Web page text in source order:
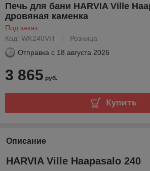
Печь для бани HARVIA Ville
дровяная каменка
Под заказ
Код: WK240VH
Розница
Отправка с 18 августа 2026
3 865 руб.
Купить
Описание
HARVIA Ville Haapasalo 240